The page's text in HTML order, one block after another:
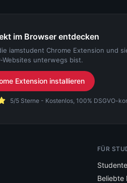
im Browser entdecken
iamstudent Chrome Extension und
Websites unterwegs bist.
Extension installieren
5/5 Sterne - Kostenlos, 100% DSGVO-
FÜR
Beliebte